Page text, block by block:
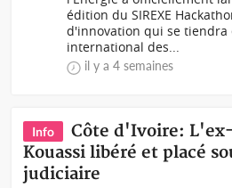
édition du SIREXE
d'innovation qui se tiendra
international des...
il y a 4 semaines
Info
Côte d'Ivoire:
Kouassi libéré et placé
judiciaire